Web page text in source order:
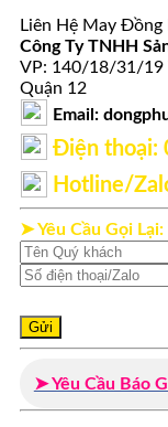
Liên Hệ May Đồng
Công Ty TNHH
VP: 140/18/31/19
Quận 12
Email:
Điện thoại:
Hotline/
➤ Yêu Cầu Gọi Lại:
➤ Yêu Cầu Báo